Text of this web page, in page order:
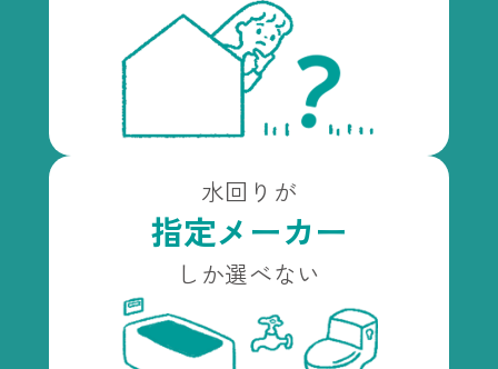
水回りが
指定メーカー
しか選べない